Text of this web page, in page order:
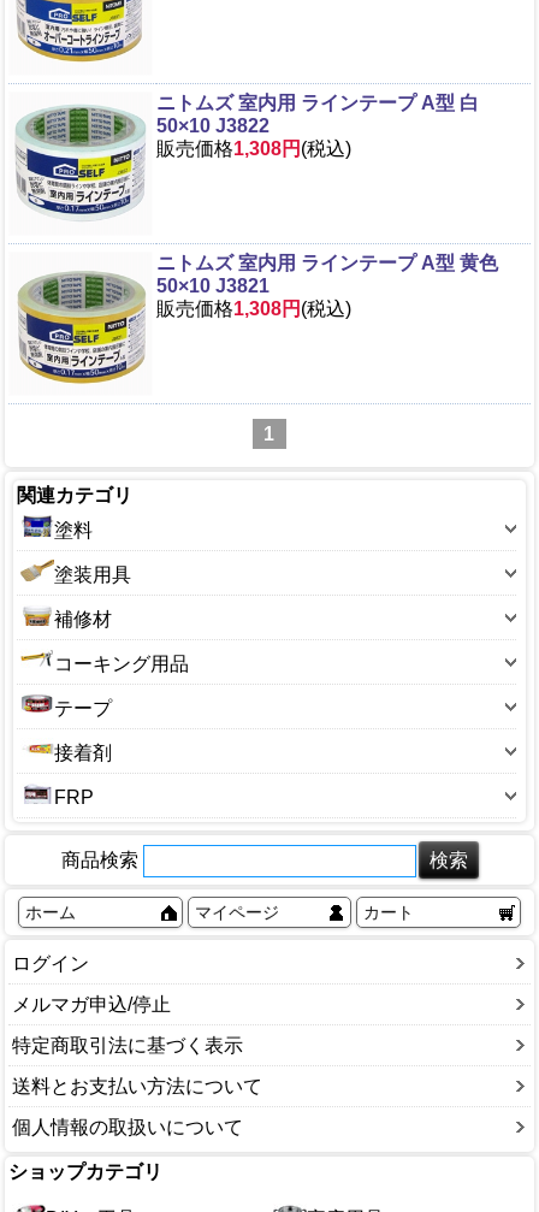
ニトムズ 室内用 ラインテープ A型 白
50×10 J3822
販売価格1,308円 (税込)
ニトムズ 室内用 ラインテープ A型 黄色
50×10 J3821
販売価格1,308円 (税込)
1
関連カテゴリ
塗料
塗料-色別
塗装-機能別
塗料-タイプ別
塗料-メーカー別
塗料-種類別(水性・油性)
塗料-対象別
ニス
うすめ液・シンナー
塗装用具
刷毛・ハケ
筆
ローラー刷毛
バケット
コテバケ
スクレーパー
ハケ洗い液
ブラシ・真鍮
マスカー
その他
補修材
ペイントマーカー
補修材-クロス用
補修材-コンクリート用
補修材-ひび割れ用
補修材-フローリング用
補修材-床・壁補用
補修材-畳用
補修材-造形用
補修材-多用途
補修材-網戸補修用
補修材-木工用
補修材-目地補修用
補修材-和室用
補修用パテ-金属用
補修用パテ-配管・水まわり用
その他
コーキング用品
コーキング（チューブ）
コーキングガン
コーキング剤(カートリッジ)
コーキングヘラ
バックアップ材
テープ
機能テープ
両面・ビニールテープ
アルミテープ
すきまテープ
ステンレステープ
テープ用品
配管補修用テープ
包装用テープ
養生テープ
その他
接着剤
コンクリート用接着剤
スプレーのり
ネジ用接着剤
液体ゴム
塩ビパイプ用接着剤
工作用接着剤
木工用接着剤
FRP
商品検索
ホーム マイページ カート
ログイン
メルマガ申込/停止
特定商取引法に基づく表示
送料とお支払い方法について
個人情報の取扱いについて
ショップカテゴリ